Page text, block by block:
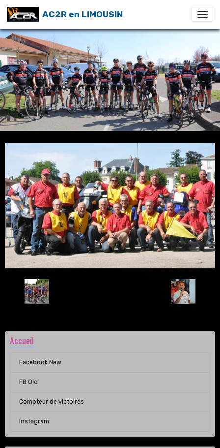
AC2R en LIMOUSIN
Accueil
Facebook New
FB Old
Compteur de victoires
Instagram